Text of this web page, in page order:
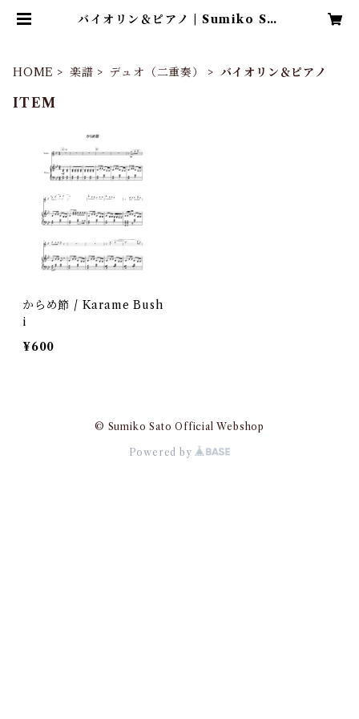
バイオリン＆ピアノ | Sumiko Sat
HOME 楽譜 デュオ（二重奏） バイオリン＆ピアノ
ITEM
からめ節 / Karame Bush
i
¥600
© Sumiko Sato Official Webshop
Powered by